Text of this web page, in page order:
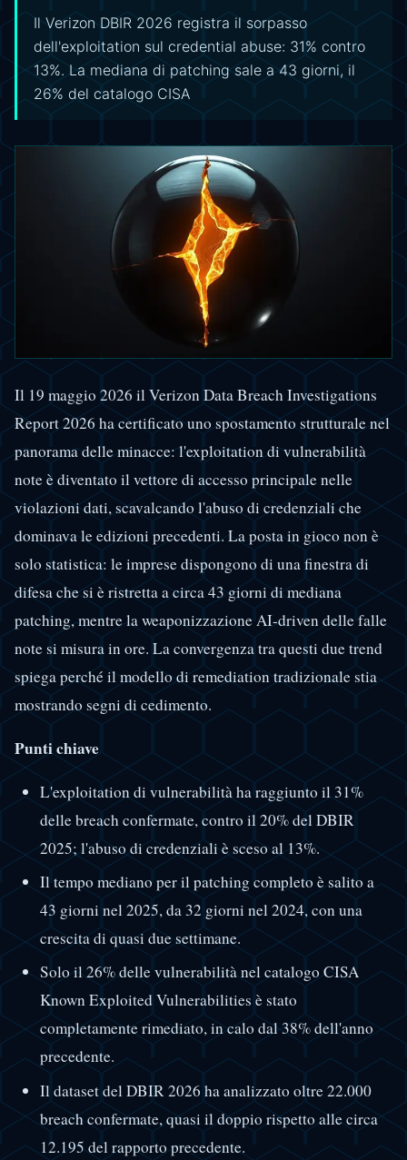
Il Verizon DBIR 2026 registra il sorpasso
dell'exploitation sul credential abuse: 31% contro
13%. La mediana di patching sale a 43 giorni, il
26% del catalogo CISA
Il 19 maggio 2026 il Verizon Data Breach Investigations
Report 2026 ha certificato uno spostamento strutturale nel
panorama delle minacce: l'exploitation di vulnerabilità
note è diventato il vettore di accesso principale nelle
violazioni dati, scavalcando l'abuso di credenziali che
dominava le edizioni precedenti. La posta in gioco non è
solo statistica: le imprese dispongono di una finestra di
difesa che si è ristretta a circa 43 giorni di mediana
patching, mentre la weaponizzazione AI-driven delle falle
note si misura in ore. La convergenza tra questi due trend
spiega perché il modello di remediation tradizionale stia
mostrando segni di cedimento.
Punti chiave
L'exploitation di vulnerabilità ha raggiunto il 31%
delle breach confermate, contro il 20% del DBIR
2025; l'abuso di credenziali è sceso al 13%.
Il tempo mediano per il patching completo è salito a
43 giorni nel 2025, da 32 giorni nel 2024, con una
crescita di quasi due settimane.
Solo il 26% delle vulnerabilità nel catalogo CISA
Known Exploited Vulnerabilities è stato
completamente rimediato, in calo dal 38% dell'anno
precedente.
Il dataset del DBIR 2026 ha analizzato oltre 22.000
breach confermate, quasi il doppio rispetto alle circa
12.195 del rapporto precedente.